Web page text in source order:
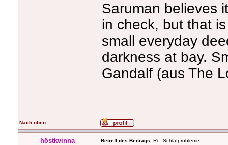
Saruman believes
in check, but that
small everyday
darkness at bay.
Gandalf (aus The
Nach oben
höstkvinna Betreff des Beitrags: Re: Schlafprobleme